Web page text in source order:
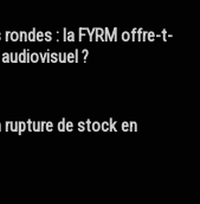
: la FYRM offre-t-
?
rupture de stock en